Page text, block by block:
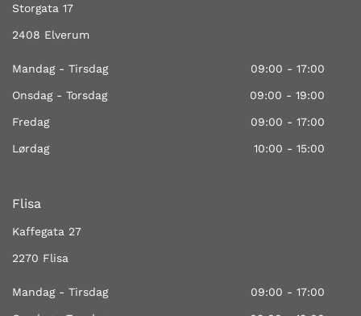
Storgata 17
2408 Elverum
Mandag - Tirsdag 09:00 - 17:00
Onsdag - Torsdag 09:00 - 19:00
Fredag 09:00 - 17:00
Lørdag 10:00 - 15:00
Flisa
Kaffegata 27
2270 Flisa
Mandag - Tirsdag 09:00 - 17:00